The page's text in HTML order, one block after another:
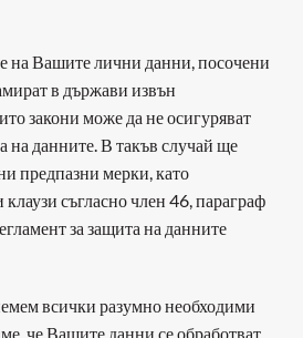
на Вашите лични данни, посочени
в държави извън
закони може да не осигуряват
на данните. В такъв случай ще
предпазни мерки, като
съгласно член 46, параграф
за защита на данните
всички разумно необходими
че Вашите данни се обработват